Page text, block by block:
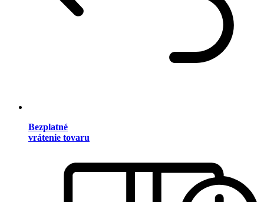
Bezplatné
vrátenie tovaru